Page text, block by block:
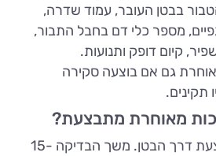
בבטן העובר, עמוד שדרה,
מספר כלי דם בחבל התבור,
קיום דופק ותנועות.
גם אם בוצעה סקירה
תקינים.
מאוחרת מתבצעת?
סקירה מאוחרת מתבצעת דרך הבטן. משך הבדיקה 15-